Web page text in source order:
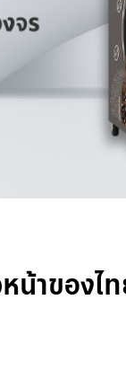
น้าของไ